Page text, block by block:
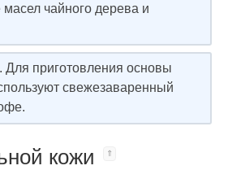
чайного дерева и
приготовления основы
свежезаваренный
кожи